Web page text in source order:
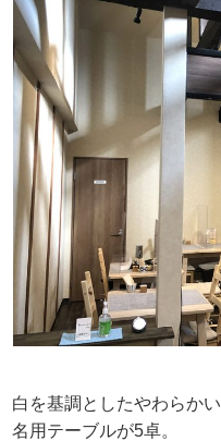
白を基調としたやわらか
名用テーブルが5卓。